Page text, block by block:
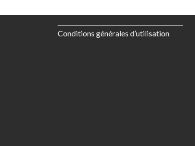
Conditions générales d’utilisation